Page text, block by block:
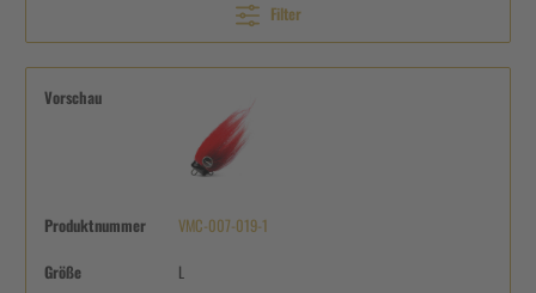
Filter
Vorschau
Produktnummer VMC-007-019-1
Größe L